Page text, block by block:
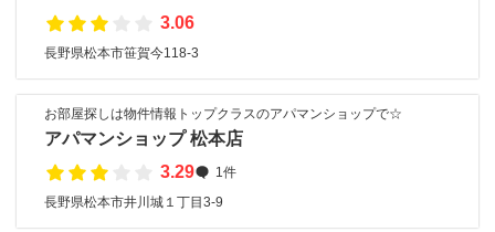
3.06
長野県松本市笹賀今118-3
お部屋探しは物件情報トップクラスのアパマンショップで☆
アパマンショップ 松本店
3.29
1件
長野県松本市井川城１丁目3-9